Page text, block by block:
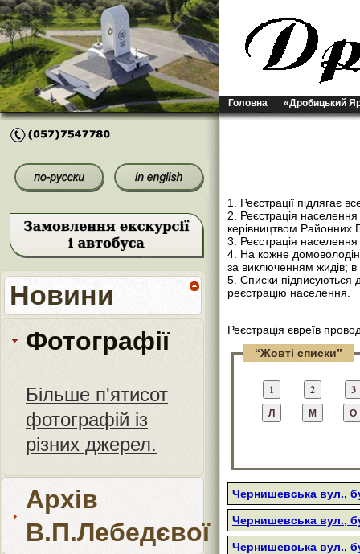
Головна «Дробицький
Новини
Фотографії
Більше п'ятисот
фотографій із
різних джерел.
Архів
В.П.Лебедєвої
1. Реєстрації підлягає
2. Реєстрація
керівництвом Районних
3. Реєстрація
4. На кожне
за виключенням жидів; в
5. Списки підписуються
реєстрацію населення.
Реєстрація євреїв
“Жовті списки”
Чернишевська вул.,
Чернишевська вул.,
Чернишевська вул.,